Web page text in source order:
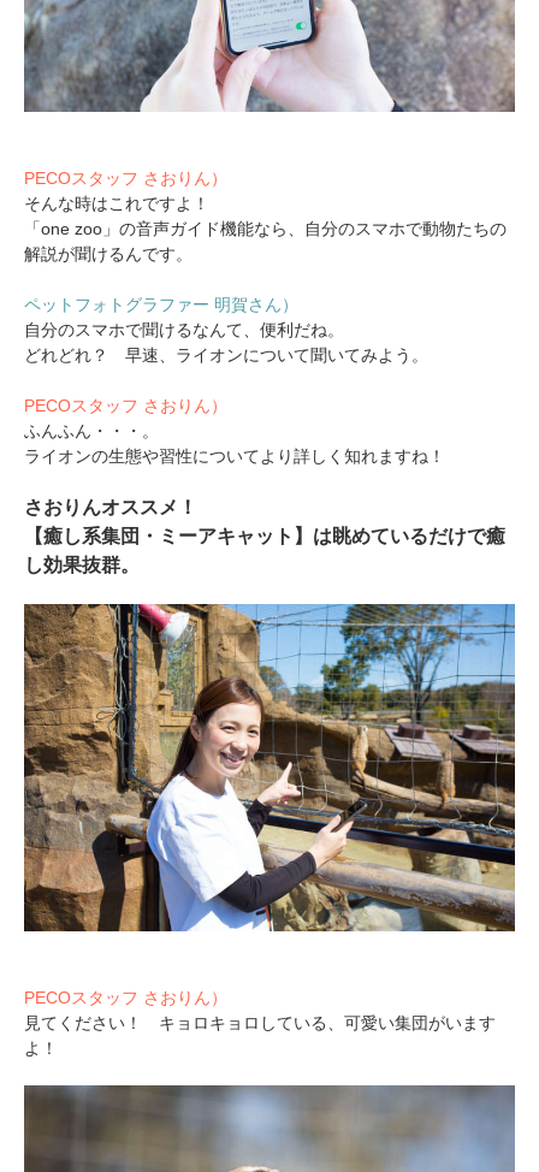
PECOスタッフ さおりん）
そんな時はこれですよ！
「one zoo」の音声ガイド機能なら、自分のスマホで動物たちの
解説が聞けるんです。
ペットフォトグラファー 明賀さん）
自分のスマホで聞けるなんて、便利だね。
どれどれ？ 早速、ライオンについて聞いてみよう。
PECOスタッフ さおりん）
ふんふん・・・。
ライオンの生態や習性についてより詳しく知れますね！
さおりんオススメ！
【癒し系集団・ミーアキャット】は眺めているだけで癒
し効果抜群。
PECOスタッフ さおりん）
見てください！ キョロキョロしている、可愛い集団がいます
よ！